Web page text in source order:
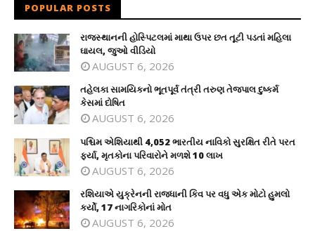
POPULAR POSTS
રાજસ્થાનની હોસ્પિટલમાં માથા ઉપર છત તૂટી પડતાં મહિલા
ઘાયલ, જુઓ વીડિયો
AUGUST 6, 2026
તહેલકા સામયિકનો ભૂતપૂર્વ તંત્રી તરુણ તેજપાલ દુષ્કર્મ
કેસમાં દોષિત
AUGUST 6, 2026
પશ્ચિમ એશિયાથી 4,052 ભારતીય નાવિકો સુરક્ષિત રીતે પરત
ફર્યા, મૃતકોના પરિવારોને મળશે 10 લાખ
AUGUST 6, 2026
રશિયાએ યુક્રેનની રાજધાની કિવ પર વધુ એક મોટો હુમલો
કર્યો, 17 નાગરિકોનાં મોત
AUGUST 6, 2026